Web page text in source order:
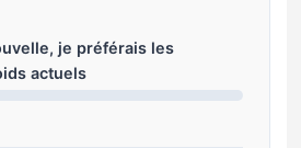
je préférais les
actuels